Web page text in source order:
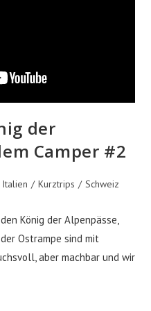
der
Camper #2
Italien / Kurztrips / Schweiz
König der Alpenpässe,
Ostrampe sind mit
aber machbar und wir